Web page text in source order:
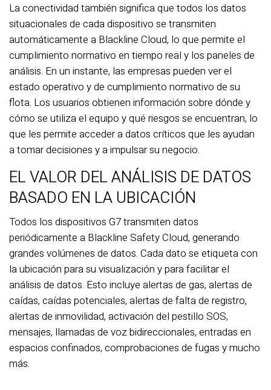
La conectividad también significa que todos los datos
situacionales de cada dispositivo se transmiten
automáticamente a Blackline Cloud, lo que permite el
cumplimiento normativo en tiempo real y los paneles de
análisis. En un instante, las empresas pueden ver el
estado operativo y de cumplimiento normativo de su
flota. Los usuarios obtienen información sobre dónde y
cómo se utiliza el equipo y qué riesgos se encuentran, lo
que les permite acceder a datos críticos que les ayudan
a tomar decisiones y a impulsar su negocio.
EL VALOR DEL ANÁLISIS DE DATOS
BASADO EN LA UBICACIÓN
Todos los dispositivos G7 transmiten datos
periódicamente a Blackline Safety Cloud, generando
grandes volúmenes de datos. Cada dato se etiqueta con
la ubicación para su visualización y para facilitar el
análisis de datos. Esto incluye alertas de gas, alertas de
caídas, caídas potenciales, alertas de falta de registro,
alertas de inmovilidad, activación del pestillo SOS,
mensajes, llamadas de voz bidireccionales, entradas en
espacios confinados, comprobaciones de fugas y mucho
más.